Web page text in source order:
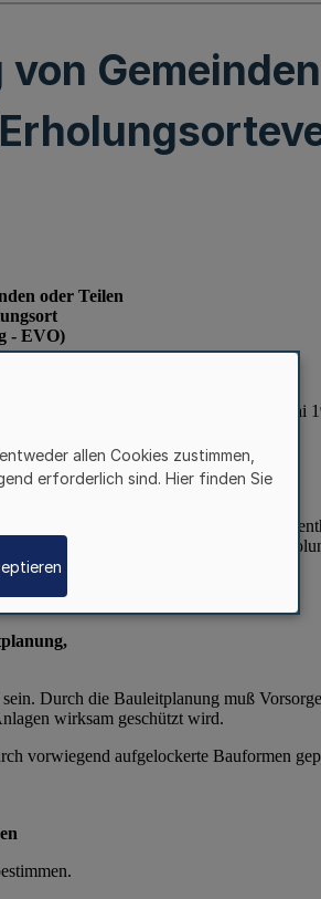
allen Cookies zustimmen,
erforderlich sind. Hier finden Sie